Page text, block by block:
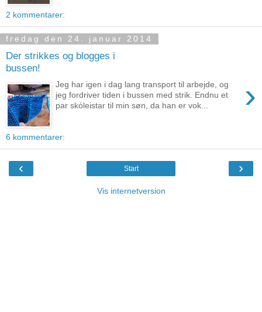
2 kommentarer:
fredag den 24. januar 2014
Der strikkes og blogges i
bussen!
›
Jeg har igen i dag lang transport til arbejde, og
jeg fordriver tiden i bussen med strik. Endnu et
par skóleistar til min søn, da han er vok...
6 kommentarer:
‹ ›
Start
Vis internetversion